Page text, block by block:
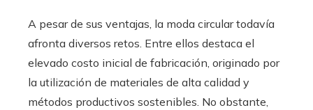
A pesar de sus ventajas, la moda circular todavía
afronta diversos retos. Entre ellos destaca el
elevado costo inicial de fabricación, originado por
la utilización de materiales de alta calidad y
métodos productivos sostenibles. No obstante,